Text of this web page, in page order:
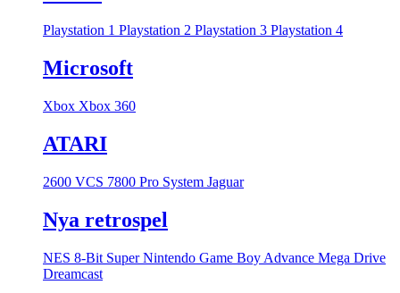
Playstation 1 Playstation 2 Playstation 3 Playstation 4
Microsoft
Xbox Xbox 360
ATARI
2600 VCS 7800 Pro System Jaguar
Nya retrospel
NES 8-Bit Super Nintendo Game Boy Advance Mega Drive
Dreamcast